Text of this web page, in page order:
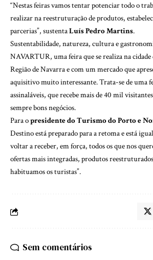
“Nestas feiras vamos tentar potenciar todo o
realizar na reestruturação de produtos,
parcerias”, sustentaLuís Pedro Martins.
Sustentabilidade, natureza, cultura e
NAVARTUR, uma feira que se realiza na cidade
Região de Navarra e com um mercado que
aquisitivo muito interessante. Trata-se de uma
assinaláveis, que recebe mais de 40 mil
sempre bons negócios.
Para opresidente do Turismo do Porto e
Destino está preparado para a retoma e está
voltar a receber, em força, todos os que nos
ofertas mais integradas, produtos
habituamos os turistas”.
Sem comentários